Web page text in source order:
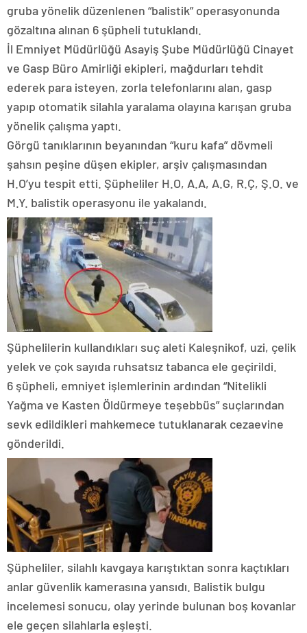
gruba yönelik düzenlenen “balistik” operasyonunda
gözaltına alınan 6 şüpheli tutuklandı.
İl Emniyet Müdürlüğü Asayiş Şube Müdürlüğü Cinayet
ve Gasp Büro Amirliği ekipleri, mağdurları tehdit
ederek para isteyen, zorla telefonlarını alan, gasp
yapıp otomatik silahla yaralama olayına karışan gruba
yönelik çalışma yaptı.
Görgü tanıklarının beyanından “kuru kafa” dövmeli
şahsın peşine düşen ekipler, arşiv çalışmasından
H.O’yu tespit etti. Şüpheliler H.O, A.A, A.G, R.Ç, Ş.O. ve
M.Y. balistik operasyonu ile yakalandı.
Şüphelilerin kullandıkları suç aleti Kaleşnikof, uzi, çelik
yelek ve çok sayıda ruhsatsız tabanca ele geçirildi.
6 şüpheli, emniyet işlemlerinin ardından “Nitelikli
Yağma ve Kasten Öldürmeye teşebbüs” suçlarından
sevk edildikleri mahkemece tutuklanarak cezaevine
gönderildi.
Şüpheliler, silahlı kavgaya karıştıktan sonra kaçtıkları
anlar güvenlik kamerasına yansıdı. Balistik bulgu
incelemesi sonucu, olay yerinde bulunan boş kovanlar
ele geçen silahlarla eşleşti.